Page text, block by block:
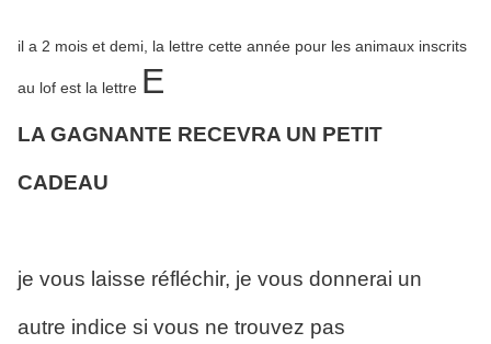
il a 2 mois et demi, la lettre cette année pour les animaux inscrits
au lof est la lettre E
LA GAGNANTE RECEVRA UN PETIT
CADEAU
je vous laisse réfléchir, je vous donnerai un
autre indice si vous ne trouvez pas